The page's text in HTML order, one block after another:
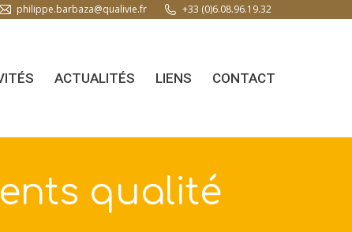
philippe.barbaza@qualivie.fr +33 (0)6.08.96.19.32
ACTUALITÉS LIENS CONTACT
qualité